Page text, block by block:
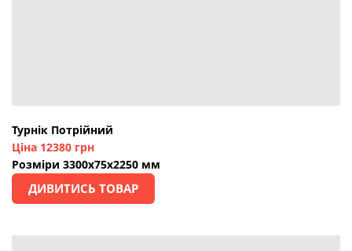
Турнік Потрійний
Ціна 12380 грн
Розміри 3300х75х2250 мм
ДИВИТИСЬ ТОВАР